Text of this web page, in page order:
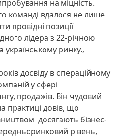
на міцність.
команді вдалося не лише
провідні позиції
лідера з 22-річною
українському ринку.‚
досвіду в операційному
у сфері
продажів. Він чудовий
практиці довів, що
досягають бізнес-
рівень,